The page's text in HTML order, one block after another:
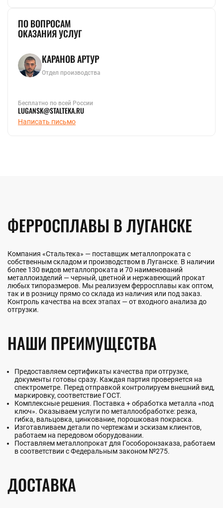
ПО ВОПРОСАМ
ОКАЗАНИЯ УСЛУГ
КАРАНОВ АРТУР
Отдел производства
Бесплатно по всей России
LUGANSK@STALTEKA.RU
Написать письмо
ФЕРРОСПЛАВЫ В ЛУГАНСКЕ
Компания «Стальтека» — поставщик металлопроката с
собственным складом и производством в Луганске. В наличии
более 130 видов металлопроката и 70 наименований
металлоизделий — черный, цветной и нержавеющий прокат
любых типоразмеров. Мы реализуем ферросплавы как оптом,
так и в розницу прямо со склада из наличия или под заказ.
Контроль качества на всех этапах — от входного анализа до
отгрузки.
НАШИ ПРЕИМУЩЕСТВА
Предоставляем сертификаты качества при отгрузке,
документы готовы сразу. Каждая партия проверяется на
спектрометре. Перед отправкой контролируем внешний вид,
маркировку, соответствие ГОСТ.
Комплексные решения. Поставка + обработка металла «под
ключ». Оказываем услуги по металлообработке: резка,
гибка, вальцовка, цинкование, порошковая покраска.
Изготавливаем детали по чертежам и эскизам клиентов,
работаем на передовом оборудовании.
Поставляем металлопрокат для Гособоронзаказа, работаем
в соответствии с Федеральным законом №275.
ДОСТАВКА